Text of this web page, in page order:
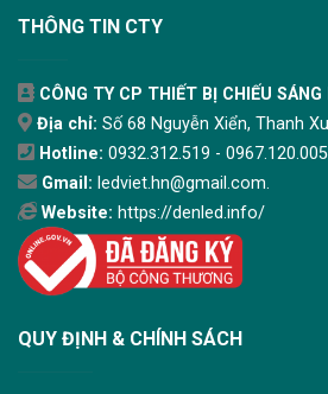
THÔNG TIN CTY
CÔNG TY CP THIẾT BỊ CHIẾU SÁNG
Địa chỉ: Số 68 Nguyễn Xiển, Thanh
Hotline: 0932.312.519 - 0967.120.005
Gmail: ledviet.hn@gmail.com.
Website: https://denled.info/
QUY ĐỊNH & CHÍNH SÁCH